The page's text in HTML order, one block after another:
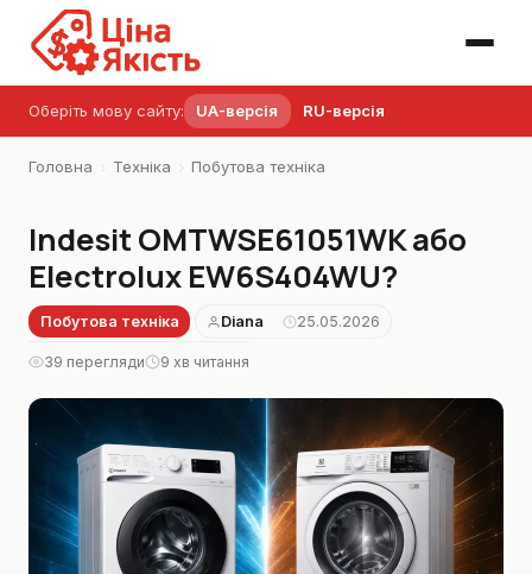
Оберіть мову сайту: UA-версія RU-версія
Головна Техніка Побутова техніка
Indesit OMTWSE61051WK або
Electrolux EW6S404WU?
Побутова техніка Diana 25.05.2026
39 перегляди 9 хв читання